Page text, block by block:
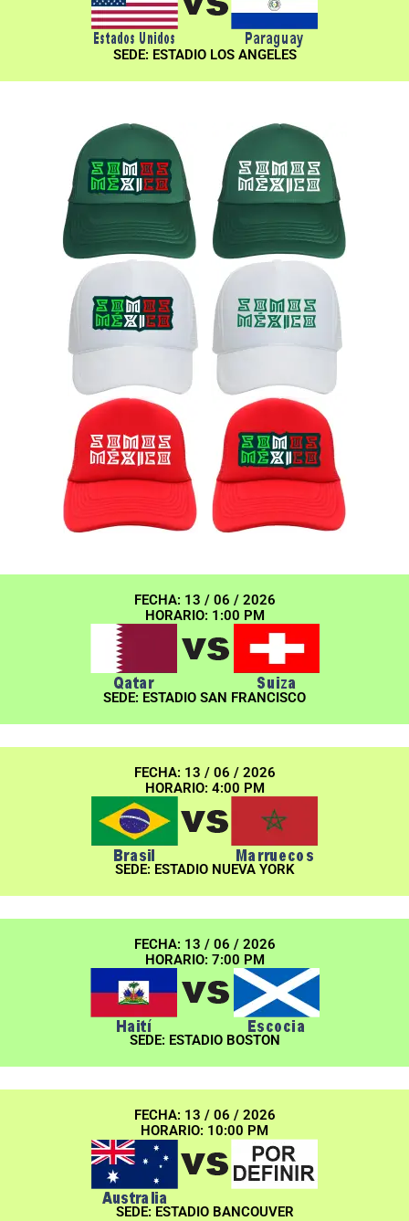
SEDE: ESTADIO LOS ANGELES
FECHA: 13 / 06 / 2026
HORARIO: 1:00 PM
SEDE: ESTADIO SAN FRANCISCO
FECHA: 13 / 06 / 2026
HORARIO: 4:00 PM
SEDE: ESTADIO NUEVA YORK
FECHA: 13 / 06 / 2026
HORARIO: 7:00 PM
SEDE: ESTADIO BOSTON
FECHA: 13 / 06 / 2026
HORARIO: 10:00 PM
SEDE: ESTADIO BANCOUVER